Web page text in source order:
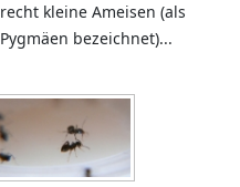
recht kleine Ameisen (als
Pygmäen bezeichnet)...